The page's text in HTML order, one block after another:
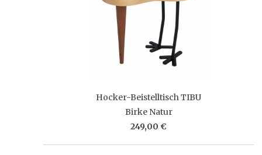
Hocker-Beistelltisch TIBU
Birke Natur
249,00 €